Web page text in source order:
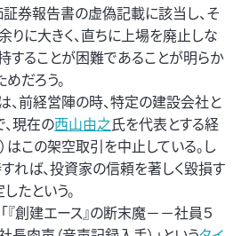
券報告書の虚偽記載に該当し、そ
に大きく、直ちに上場を廃止しな
することが困難であることが明らか
だろう。
、前経営陣の時、特定の建設会社と
現在の西山由之氏を代表とする経
はこの架空取引を中止している。し
れば、投資家の信頼を著しく毀損す
たという。
『創建エース』の断末魔－－社員５